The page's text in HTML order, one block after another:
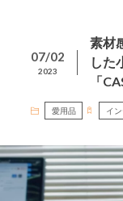
07/02
2023
素材
した
「
愛用品 イ